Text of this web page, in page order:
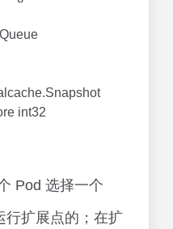
int32
Pod 选择一个
行扩展点的；在扩